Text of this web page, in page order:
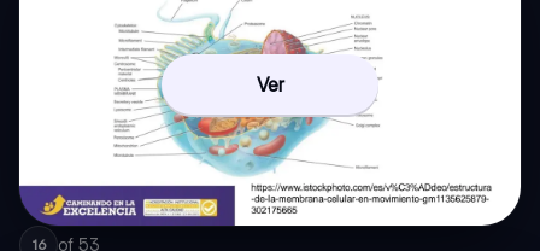
Ver
16 of 53